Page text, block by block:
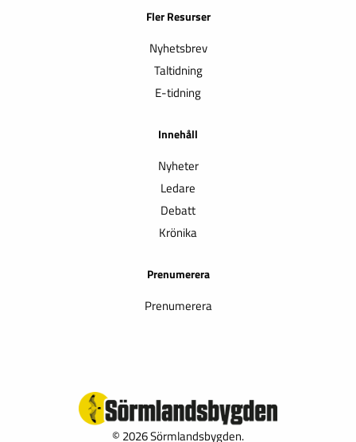
Fler Resurser
Nyhetsbrev
Taltidning
E-tidning
Innehåll
Nyheter
Ledare
Debatt
Krönika
Prenumerera
Prenumerera
© 2026 Sörmlandsbygden.